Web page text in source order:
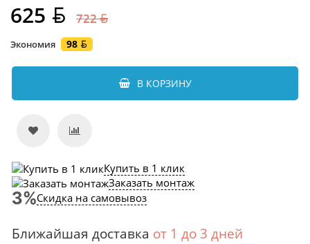
625 722
Экономия 98
В КОРЗИНУ
Купить в 1 клик
Заказать монтаж
Скидка на самовывоз
Ближайшая доставка от 1 до 3 дней